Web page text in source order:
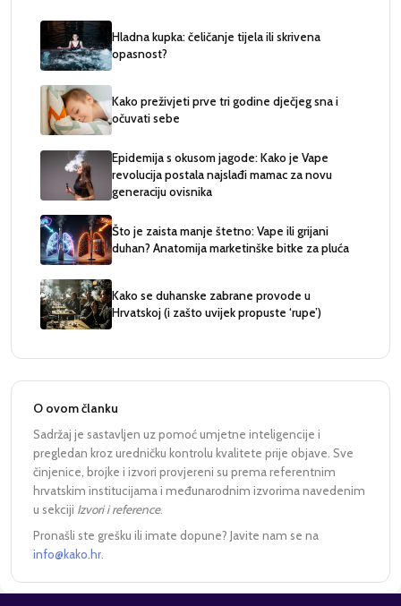
Hladna kupka: čeličanje tijela ili skrivena
opasnost?
Kako preživjeti prve tri godine dječjeg sna i
očuvati sebe
Epidemija s okusom jagode: Kako je Vape
revolucija postala najslađi mamac za novu
generaciju ovisnika
Što je zaista manje štetno: Vape ili grijani
duhan? Anatomija marketinške bitke za pluća
Kako se duhanske zabrane provode u
Hrvatskoj (i zašto uvijek propuste ‘rupe’)
O ovom članku
Sadržaj je sastavljen uz pomoć umjetne inteligencije i
pregledan kroz uredničku kontrolu kvalitete prije objave. Sve
činjenice, brojke i izvori provjereni su prema referentnim
hrvatskim institucijama i međunarodnim izvorima navedenim
u sekciji Izvori i reference.
Pronašli ste grešku ili imate dopune? Javite nam se na
info@kako.hr